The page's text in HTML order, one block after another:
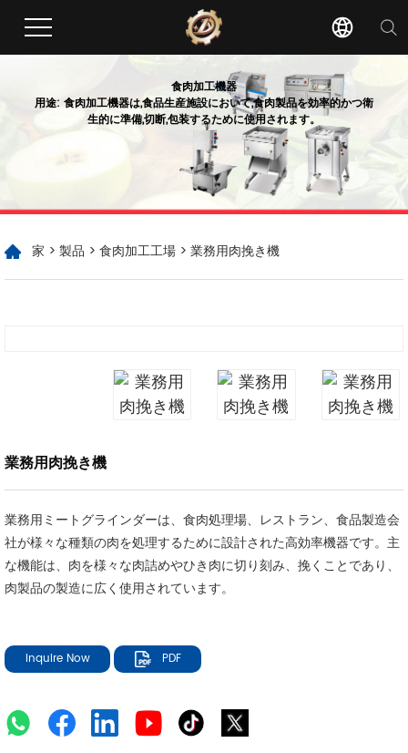
食肉加工機器
用途: 食肉加工機器は,食品生産施設において,食肉製品を効率的かつ衛
生的に準備,切断,包装するために使用されます。
家 > 製品 > 食肉加工工場 > 業務用肉挽き機
業務用肉挽き機
業務用ミートグラインダーは、食肉処理場、レストラン、食品製造会
社が様々な種類の肉を処理するために設計された高効率機器です。主
な機能は、肉を様々な肉詰めやひき肉に切り刻み、挽くことであり、
肉製品の製造に広く使用されています。
Inquire Now PDF